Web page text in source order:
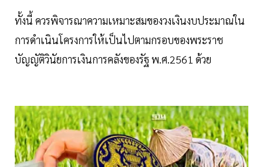
ทั้งนี้ ควรพิจารณาความเหมาะสมของวงเงินงบประมาณใน
การดำเนินโครงการให้เป็นไปตามกรอบของพระราช
บัญญัติวินัยการเงินการคลังของรัฐ พ.ศ.2561 ด้วย